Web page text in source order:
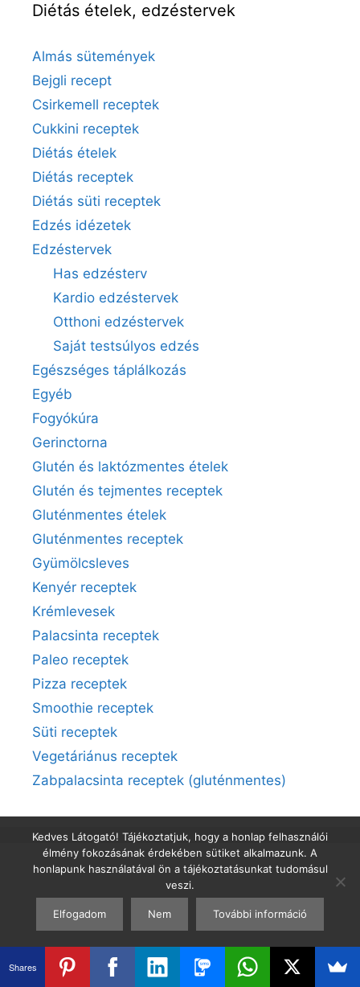
Diétás ételek, edzéstervek
Almás sütemények
Bejgli recept
Csirkemell receptek
Cukkini receptek
Diétás ételek
Diétás receptek
Diétás süti receptek
Edzés idézetek
Edzéstervek
Has edzésterv
Kardio edzéstervek
Otthoni edzéstervek
Saját testsúlyos edzés
Egészséges táplálkozás
Egyéb
Fogyókúra
Gerinctorna
Glutén és laktózmentes ételek
Glutén és tejmentes receptek
Gluténmentes ételek
Gluténmentes receptek
Gyümölcsleves
Kenyér receptek
Krémlevesek
Palacsinta receptek
Paleo receptek
Pizza receptek
Smoothie receptek
Süti receptek
Vegetáriánus receptek
Zabpalacsinta receptek (gluténmentes)
Kedves Látogató! Tájékoztatjuk, hogy a honlap felhasználói
élmény fokozásának érdekében sütiket alkalmazunk. A
honlapunk használatával ön a tájékoztatásunkat tudomásul
veszi.
Elfogadom Nem További információ
Shares